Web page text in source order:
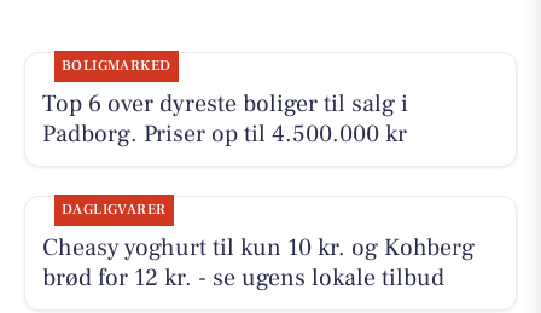
BOLIGMARKED
Top 6 over dyreste boliger til salg i
Padborg. Priser op til 4.500.000 kr
DAGLIGVARER
Cheasy yoghurt til kun 10 kr. og Kohberg
brød for 12 kr. - se ugens lokale tilbud